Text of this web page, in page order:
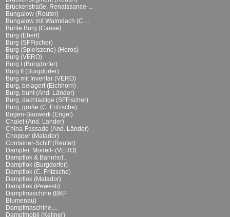
Brückenstraße, Renaissance-...
Bungalow (Reuter)
Bungalow mit Walmdach (C....
Bunte Burg (Cause)
Burg (Ebert)
Burg (SFFischer)
Burg (Spielszene) (Heros)
Burg (VERO)
Burg I (Burgdorfer)
Burg II (Burgdorfer)
Burg mit Inventar (VERO)
Burg, belagert (Eichhorn)
Burg, bunt (And. Länder)
Burg, dachlastige (SFFischer)
Burg, große (C. Fritzsche)
Bögen-Bauwerk (Engel)
Chalet (And. Länder)
China-Fassade (And. Länder)
Chopper (Matador)
Container-Schiff (Reuter)
Dampfer, Modell- (VERO)
Dampflok & Bahnhof...
Dampflok (Burgdorfer)
Dampflok (C. Fritzsche)
Dampflok (Matador)
Dampflok (Pewesti)
Dampfmaschine (BKF
Blumenau)
Dampfmaschine,...
Dampfmobil (Kellner)